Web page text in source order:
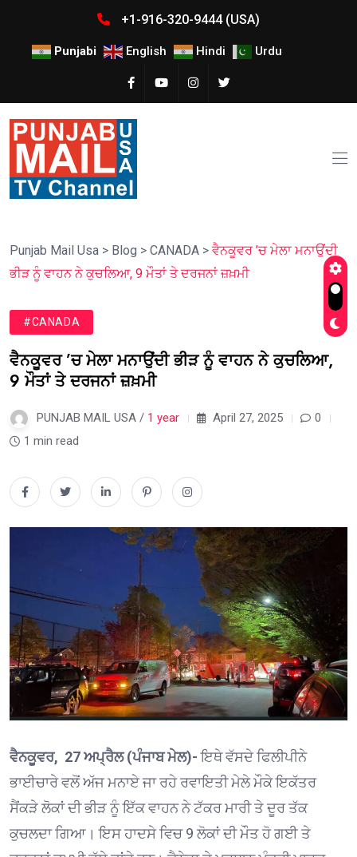
+1-916-320-9444 (USA)
Punjabi English Hindi Urdu
Punjab Mail Usa > Blog > CANADA > ਵੈਨਕੂਵਰ ’ਚ ਮੇਲਾ ਮਨਾਉਂਦੀ
ਭੀੜ ਨੂੰ ਵਾਹਨ ਨੇ ਕੁਚਲਿਆ, 9 ਮੌਤਾਂ ਤੇ ਦਰਜਨਾਂ ਜ਼ਖ਼ਮੀ
#CANADA
ਵੈਨਕੂਵਰ ’ਚ ਮੇਲਾ ਮਨਾਉਂਦੀ ਭੀੜ ਨੂੰ ਵਾਹਨ ਨੇ ਕੁਚਲਿਆ,
9 ਮੌਤਾਂ ਤੇ ਦਰਜਨਾਂ ਜ਼ਖ਼ਮੀ
PUNJAB MAIL USA / 1 year April 27, 2025
0
1 min read
ਵੈਨਕੂਵਰ, 27 ਅਪ੍ਰੈਲ (ਪੰਜਾਬ ਮੇਲ)-ਇਥੇ ਵੱਸਦੇ ਫਿਲੀਪੀਨੇ
ਭਾਈਚਾਰੇ ਵਲੋਂ ਅੱਜ ਮਨਾਏ ਜਾ ਰਹੇ ਰਵਾਇਤੀ ਮੇਲੇ ਮੌਕੇ ਇਕੱਤਰ
ਸੈਂਕੜੇ ਲੋਕਾਂ ਦੀ ਭੀੜ ਨੂੰ ਇੱਕ ਵਾਹਨ ਨੇ ਟੱਕਰ ਮਾਰੀ ਤੇ ਦੂਰ ਤੱਕ
ਕੁਚਲਦਾ ਗਿਆ। ਇਸ ਹਾਦਸੇ ਵਿਚ 9 ਲੋਕਾਂ ਦੀ ਮੌਤ ਹੋ ਗਈ ਤੇ